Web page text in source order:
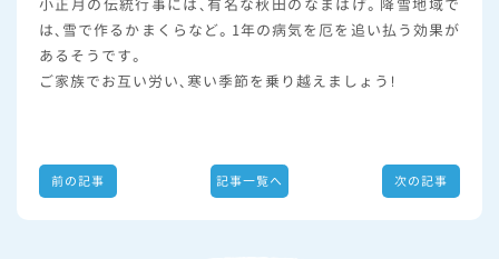
小正月の伝統行事には、有名な秋田のなまはげ。降雪地域で
は、雪で作るかまくらなど。1年の病気を厄を追い払う効果が
あるそうです。
ご家族でお互い労い、寒い季節を乗り越えましょう！
前の記事 次の記事
記事一覧へ